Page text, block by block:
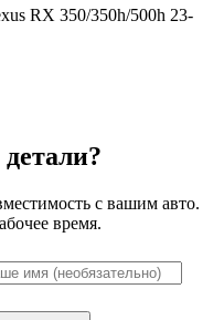
RX 350/350h/500h 23-
с вашим авто.
время.